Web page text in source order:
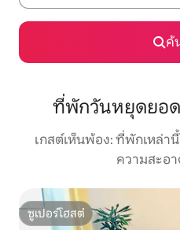
ค้
ที่พักวันหยุดยอ
เกสต์เห็นพ้อง: ที่พักเหล่า
ความสะอ
ซูเปอร์โฮสต์
ซูเปอร์โฮสต์